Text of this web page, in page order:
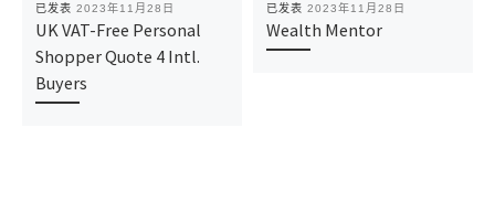
已发表 2023年11月28日
UK VAT-Free Personal
Shopper Quote 4 Intl.
Buyers
已发表 2023年11月28日
Wealth Mentor